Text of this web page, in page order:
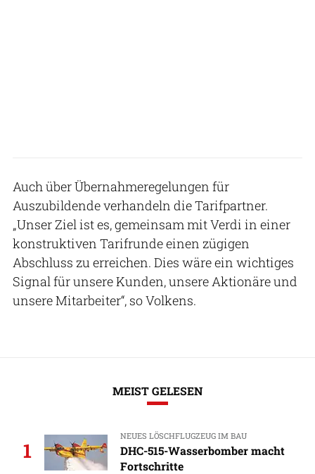
Auch über Übernahmeregelungen für
Auszubildende verhandeln die Tarifpartner.
„Unser Ziel ist es, gemeinsam mit Verdi in einer
konstruktiven Tarifrunde einen zügigen
Abschluss zu erreichen. Dies wäre ein wichtiges
Signal für unsere Kunden, unsere Aktionäre und
unsere Mitarbeiter“, so Volkens.
MEIST GELESEN
1
NEUES LÖSCHFLUGZEUG IM BAU
DHC-515-Wasserbomber macht
Fortschritte